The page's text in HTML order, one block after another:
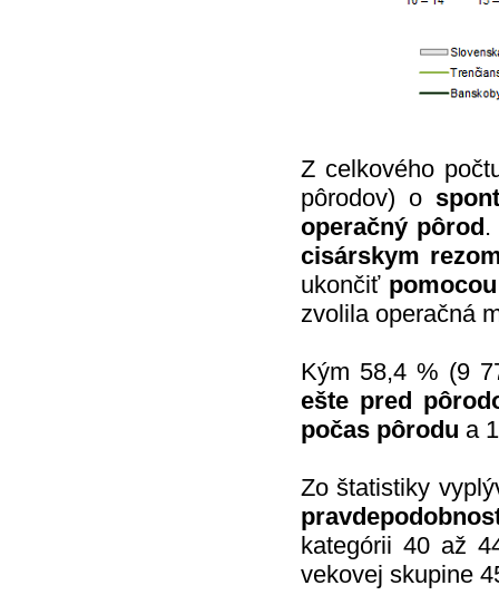
Z celkového
pôrodov) o
operačný pôrod.
cisárskym
ukončiť
zvolila operačná
Kým 58,4 % (9
ešte pred
počas pôrodu a
Zo štatistiky
kategórii 40 až
vekovej skupine